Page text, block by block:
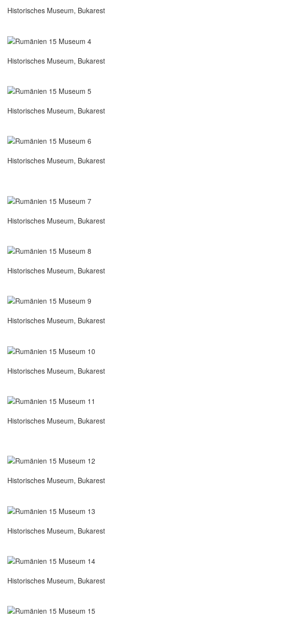
Historisches Museum, Bukarest
Historisches Museum, Bukarest
Historisches Museum, Bukarest
Historisches Museum, Bukarest
Historisches Museum, Bukarest
Historisches Museum, Bukarest
Historisches Museum, Bukarest
Historisches Museum, Bukarest
Historisches Museum, Bukarest
Historisches Museum, Bukarest
Historisches Museum, Bukarest
Historisches Museum, Bukarest